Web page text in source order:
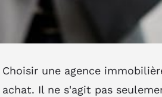
Choisir une agence
achat. Il ne s'agit pas